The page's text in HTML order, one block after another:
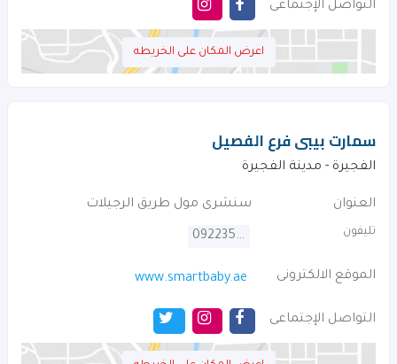
التواصل الإجتماعى
اعرض المكان على الخريطه
سمارت بيبى فرع الفصيل
الفجيرة - مدينة الفجيرة
العنوان سنشرى مول طريق الرجيلات
تليفون 092235118
الموقع الالكترونى www.smartbaby.ae
التواصل الإجتماعى